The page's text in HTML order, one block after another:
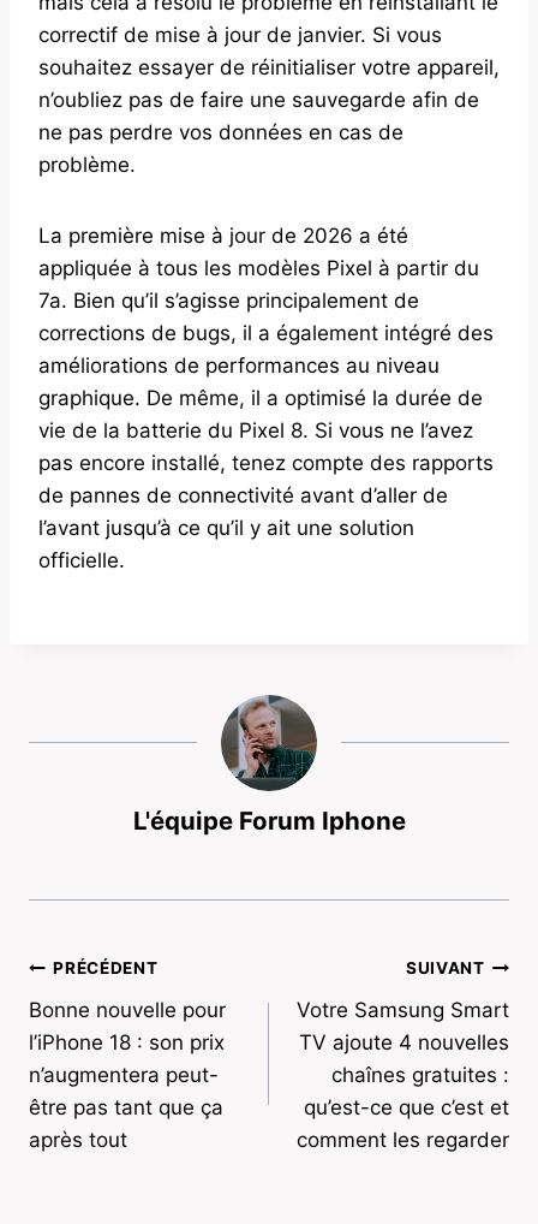
correctif de mise à jour de janvier. Si vous
souhaitez essayer de réinitialiser votre appareil,
n’oubliez pas de faire une sauvegarde afin de
ne pas perdre vos données en cas de
problème.
La première mise à jour de 2026 a été
appliquée à tous les modèles Pixel à partir du
7a. Bien qu’il s’agisse principalement de
corrections de bugs, il a également intégré des
améliorations de performances au niveau
graphique. De même, il a optimisé la durée de
vie de la batterie du Pixel 8. Si vous ne l’avez
pas encore installé, tenez compte des rapports
de pannes de connectivité avant d’aller de
l’avant jusqu’à ce qu’il y ait une solution
officielle.
L'équipe Forum Iphone
Navigation
de
l’article
PRÉCÉDENT
Bonne nouvelle pour
l’iPhone 18 : son prix
n’augmentera peut-
être pas tant que ça
après tout
SUIVANT
Votre Samsung Smart
TV ajoute 4 nouvelles
chaînes gratuites :
qu’est-ce que c’est et
comment les regarder